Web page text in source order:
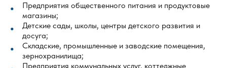
Предприятия общественного питания и продуктовые
магазины;
Детские сады, школы, центры детского развития и
досуга;
Складские, промышленные и заводские помещения,
зернохранилища;
Предприятия коммунальных услуг, коттеджные